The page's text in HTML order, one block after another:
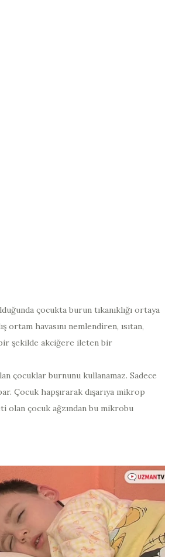
çocukta burun tıkanıklığı ortaya
ortam havasını nemlendiren, ısıtan,
bir şekilde akciğere ileten bir
çocuklar burnunu kullanamaz. Sadece
Çocuk hapşırarak dışarıya mikrop
olan çocuk ağzından bu mikrobu